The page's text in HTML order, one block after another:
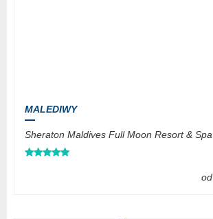
MALEDIWY
Sheraton Maldives Full Moon Resort & Spa
od